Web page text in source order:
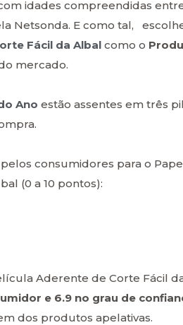
idades compreendidas
Netsonda. E como tal,
Fácil da Albal como o
mercado.
Ano estão assentes em três
consumidores para o
(0 a 10 pontos):
Aderente de Corte Fácil
e 6.9 no grau de
dos produtos apelativas.